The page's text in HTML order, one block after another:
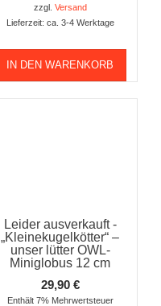
zzgl. Versand
Lieferzeit: ca. 3-4 Werktage
IN DEN WARENKORB
Leider ausverkauft -
„Kleinekugelkötter“ –
unser lütter OWL-
Miniglobus 12 cm
29,90 €
Enthält 7% Mehrwertsteuer